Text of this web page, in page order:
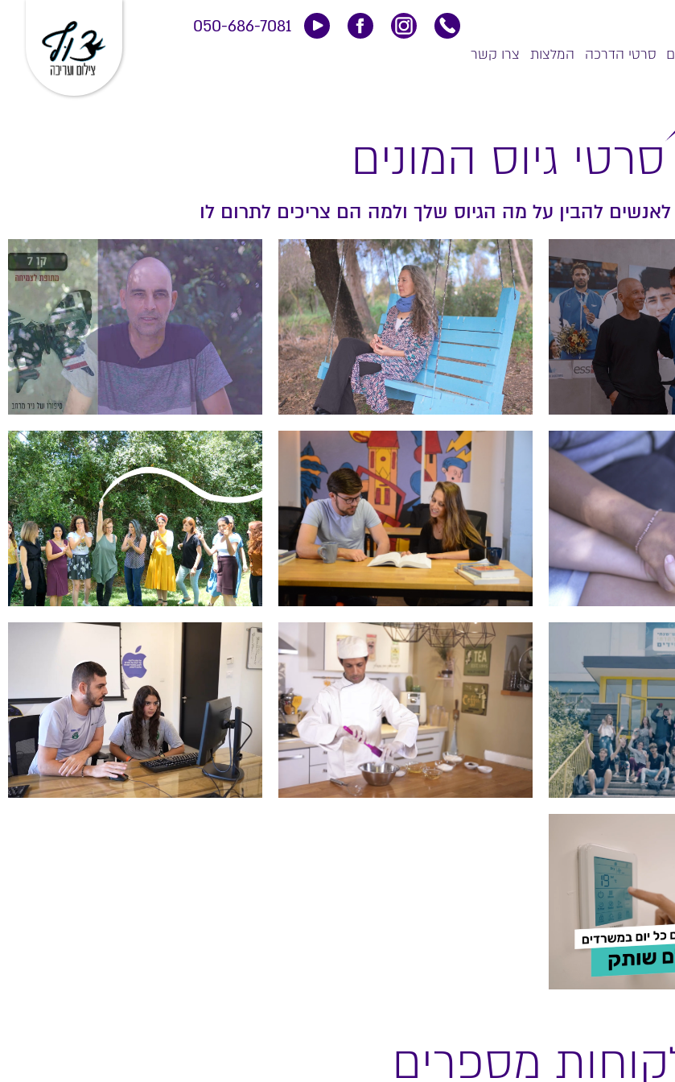
050-686-7081
סרטי הדרכה המלצות צרו קשר
סרטי גיוס המונים
לאנשים להבין על מה הגיוס שלך ולמה הם צריכים לתרום לו
מספרים